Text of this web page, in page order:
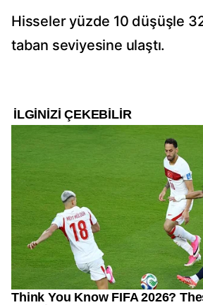
Hisseler yüzde 10 düşüşle
taban seviyesine ulaştı.